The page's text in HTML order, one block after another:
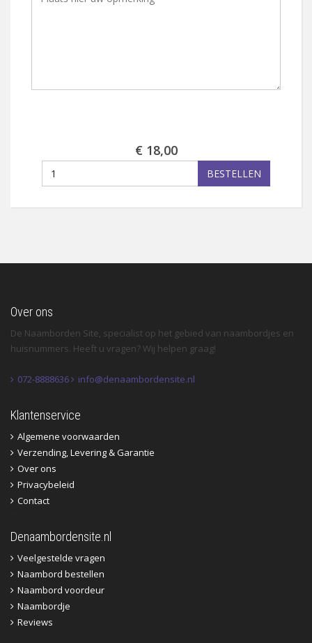
€ 18,00
BESTELLEN
Over ons
De Naamborden Site, specialist op het gebied van naambordjes en
huisnummers. Heeft u vragen? Wij helpen graag!
072-8888636 info@denaambordensite.nl
Klantenservice
Algemene voorwaarden
Verzending, Levering & Garantie
Over ons
Privacybeleid
Contact
Denaambordensite.nl
Veelgestelde vragen
Naambord bestellen
Naambord voordeur
Naambordje
Reviews